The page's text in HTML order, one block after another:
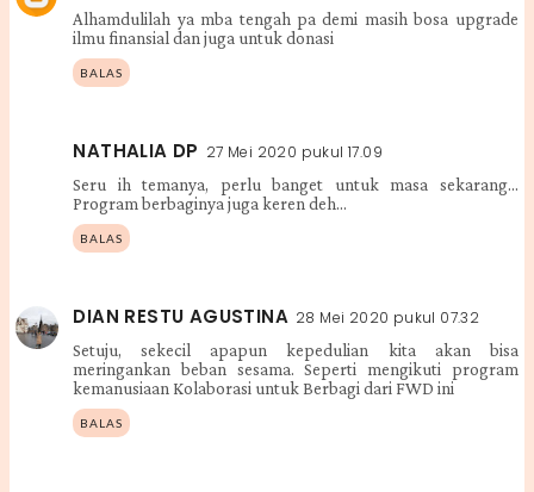
Alhamdulilah ya mba tengah pa demi masih bosa upgrade
ilmu finansial dan juga untuk donasi
BALAS
NATHALIA DP 27 Mei 2020 pukul 17.09
Seru ih temanya, perlu banget untuk masa sekarang...
Program berbaginya juga keren deh...
BALAS
DIAN RESTU AGUSTINA 28 Mei 2020 pukul 07.32
Setuju, sekecil apapun kepedulian kita akan bisa
meringankan beban sesama. Seperti mengikuti program
kemanusiaan Kolaborasi untuk Berbagi dari FWD ini
BALAS